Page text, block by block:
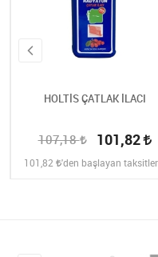
HOLTİS ÇATLAK İLACI
107,18 101,82
101,82 'den başlayan